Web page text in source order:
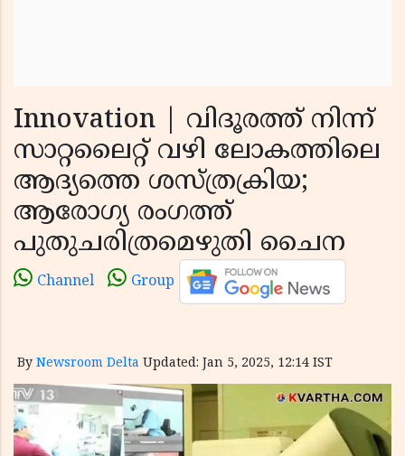
Innovation | വിദൂരത്ത് നിന്ന്
സാറ്റലൈറ്റ് വഴി ലോകത്തിലെ
ആദ്യത്തെ ശസ്ത്രക്രിയ;
ആരോഗ്യ രംഗത്ത്
പുതുചരിത്രമെഴുതി ചൈന
Channel Group
By Newsroom Delta Updated: Jan 5, 2025, 12:14 IST